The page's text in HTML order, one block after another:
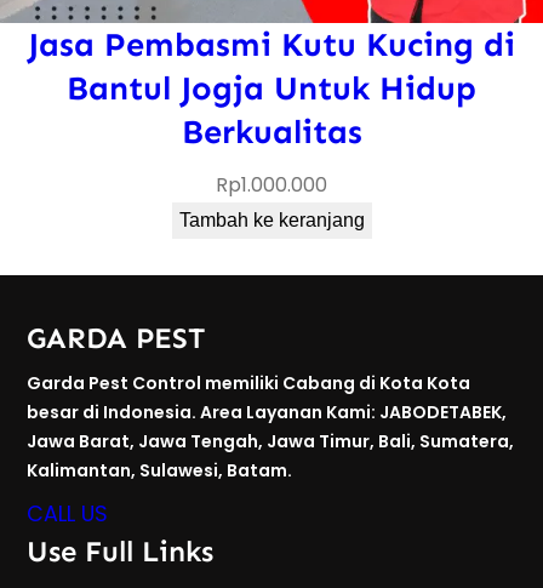
Jasa Pembasmi Kutu Kucing di
Bantul Jogja Untuk Hidup
Berkualitas
Rp1.000.000
Tambah ke keranjang
GARDA PEST
Garda Pest Control memiliki Cabang di Kota Kota
besar di Indonesia. Area Layanan Kami: JABODETABEK,
Jawa Barat, Jawa Tengah, Jawa Timur, Bali, Sumatera,
Kalimantan, Sulawesi, Batam.
CALL US
Use Full Links